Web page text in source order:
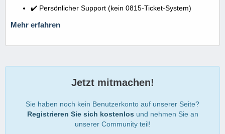
✔️ Persönlicher Support (kein 0815-Ticket-System)
Mehr erfahren
Jetzt mitmachen!
Sie haben noch kein Benutzerkonto auf unserer Seite?
Registrieren Sie sich kostenlos und nehmen Sie an
unserer Community teil!